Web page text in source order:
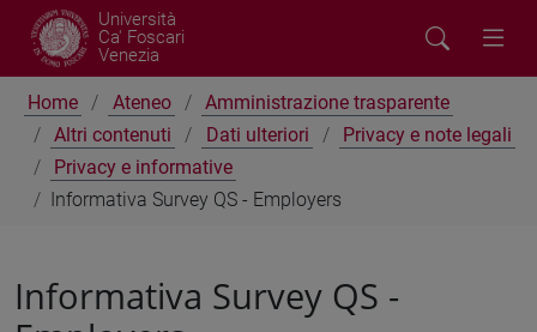
Università
Ca' Foscari
Venezia
Home Ateneo
Amministrazione trasparente
Altri contenuti
Dati ulteriori
Privacy e note legali
Privacy e informative
Informativa Survey QS - Employers
Informativa Survey QS -